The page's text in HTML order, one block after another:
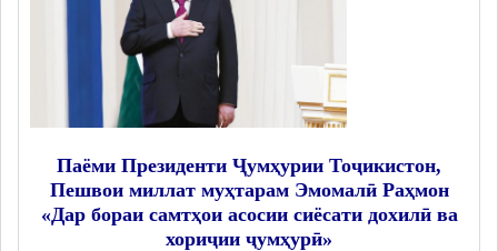
Паёми Президенти Ҷумҳурии Тоҷикистон,
Пешвои миллат муҳтарам Эмомалӣ Раҳмон
«Дар бораи самтҳои асосии сиёсати дохилӣ ва
хориҷии ҷумҳурӣ»